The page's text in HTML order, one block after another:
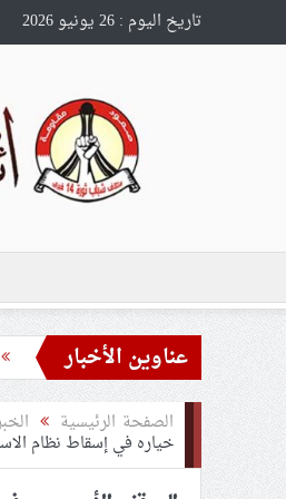
تاريخ اليوم : 26 يونيو 2026
عناوين الأخبار
الصفحة الرئيسية
خياره في إسقاط نظام